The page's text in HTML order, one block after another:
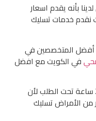
بأنه يقدم اسعار
خدمات تسليك
المتخصصين في
في الكويت مع افضل
على مدار الساعة متوفر 24 ساعة تحت الطلب لأن
الأمراض تسليك